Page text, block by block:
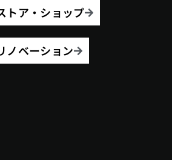
トア・ショップ
ノベーション